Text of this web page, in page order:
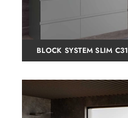
BLOCK SYSTEM SLIM C31